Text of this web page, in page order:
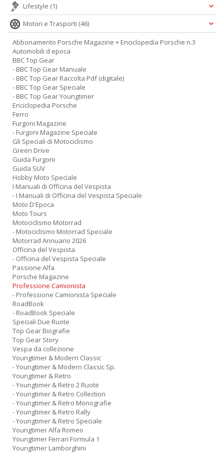
Lifestyle (1)
Motori e Trasporti (46)
Abbonamento Porsche Magazine + Enciclopedia Porsche n.3
Automobili d epoca
BBC Top Gear
- BBC Top Gear Manuale
- BBC Top Gear Raccolta Pdf (digitale)
- BBC Top Gear Speciale
- BBC Top Gear Youngtimer
Enciclopedia Porsche
Ferro
Furgoni Magazine
- Furgoni Magazine Speciale
Gli Speciali di Motociclismo
Green Drive
Guida Furgoni
Guida SUV
Hobby Moto Speciale
I Manuali di Officina del Vespista
- I Manuali di Officina del Vespista Speciale
Moto D'Epoca
Moto Tours
Motociclismo Motorrad
- Motociclismo Motorrad Speciale
Motorrad Annuario 2026
Officina del Vespista
- Officina del Vespista Speciale
Passione Alfa
Porsche Magazine
Professione Camionista
- Professione Camionista Speciale
RoadBook
- RoadBook Speciale
Speciali Due Ruote
Top Gear Biografie
Top Gear Story
Vespa da collezione
Youngtimer & Modern Classic
- Youngtimer & Modern Classic Sp.
Youngtimer & Retro
- Youngtimer & Retro 2 Ruote
- Youngtimer & Retro Collection
- Youngtimer & Retro Monografie
- Youngtimer & Retro Rally
- Youngtimer & Retro Speciale
Youngtimer Alfa Romeo
Youngtimer Ferrari Formula 1
Youngtimer Lamborghini